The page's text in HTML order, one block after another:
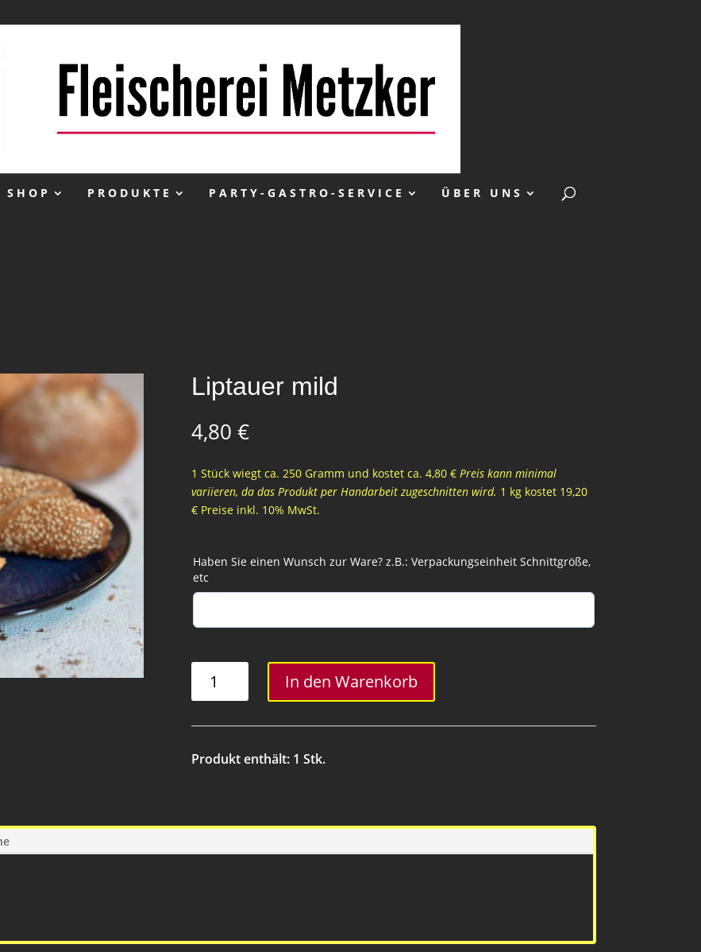
PRODUKTE PARTY-GASTRO-SERVICE ÜBER UNS
Liptauer mild
4,80 €
1 Stück wiegt ca. 250 Gramm und kostet ca. 4,80 € Preis kann minimal
variieren, da das Produkt per Handarbeit zugeschnitten wird. 1 kg kostet 19,20
€ Preise inkl. 10% MwSt.
Haben Sie einen Wunsch zur Ware? z.B.: Verpackungseinheit Schnittgröße,
etc
mild
In den Warenkorb
Produkt enthält: 1 Stk.